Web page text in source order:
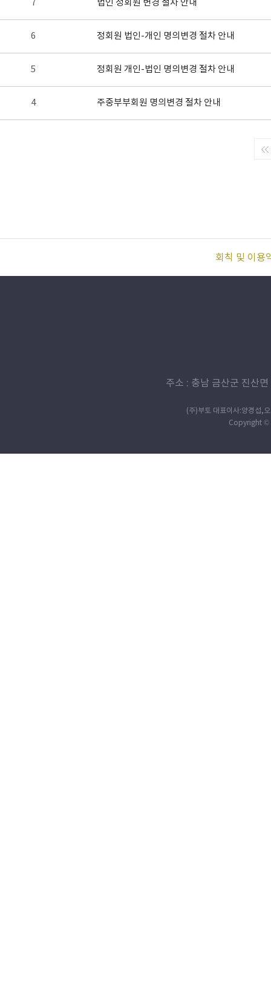
7 법인 정회원 변경 절차 안내
6 정회원 법인-개인 명의변경 절차 안내
5 정회원 개인-법인 명의변경 절차 안내
4 주중부부회원 명의변경 절차 안내
회칙 및 이용
주소 : 충남 금산군 진산
(주)부토 대표이사:양경섭,
Copyright ©